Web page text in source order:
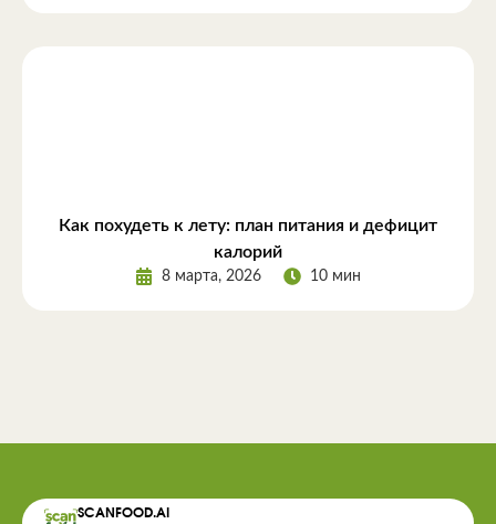
Как похудеть к лету: план питания и дефицит
калорий
8 марта, 2026 10 мин
SCANFOOD.AI